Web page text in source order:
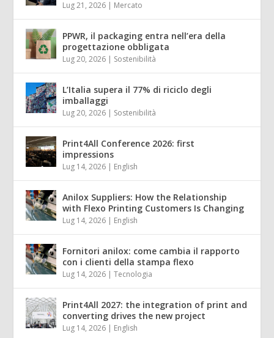
Lug 21, 2026 | Mercato
PPWR, il packaging entra nell’era della
progettazione obbligata
Lug 20, 2026 | Sostenibilità
L’Italia supera il 77% di riciclo degli
imballaggi
Lug 20, 2026 | Sostenibilità
Print4All Conference 2026: first
impressions
Lug 14, 2026 | English
Anilox Suppliers: How the Relationship
with Flexo Printing Customers Is Changing
Lug 14, 2026 | English
Fornitori anilox: come cambia il rapporto
con i clienti della stampa flexo
Lug 14, 2026 |Tecnologia
Print4All 2027: the integration of print and
converting drives the new project
Lug 14, 2026 | English